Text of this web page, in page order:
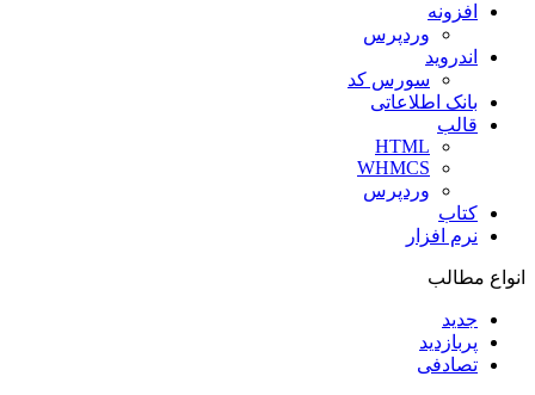
افزونه
وردپرس
اندروید
سورس کد
بانک اطلاعاتی
قالب
HTML
WHMCS
وردپرس
کتاب
نرم افزار
انواع مطالب
جدید
پربازدید
تصادفی